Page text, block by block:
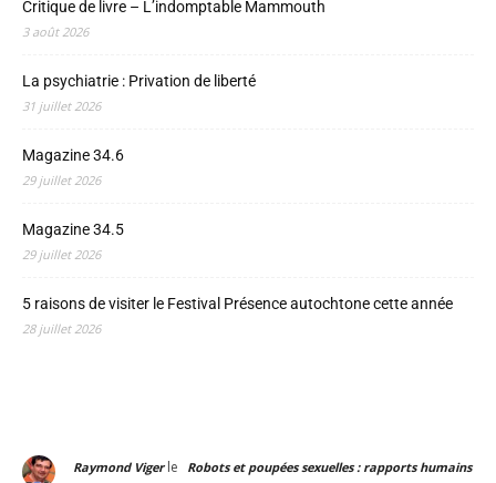
Critique de livre – L’indomptable Mammouth
3 août 2026
La psychiatrie : Privation de liberté
31 juillet 2026
Magazine 34.6
29 juillet 2026
Magazine 34.5
29 juillet 2026
5 raisons de visiter le Festival Présence autochtone cette année
28 juillet 2026
Raymond Vigerle
Robots et poupées sexuelles : rapports humains